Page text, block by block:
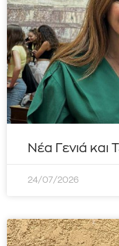
Νέα Γενιά και
24/07/2026